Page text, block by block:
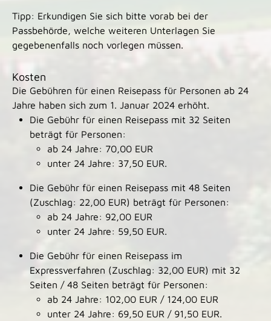
Tipp: Erkundigen Sie sich bitte vorab bei der
Passbehörde, welche weiteren Unterlagen Sie
gegebenenfalls noch vorlegen müssen.
Kosten
Die Gebühren für einen Reisepass für Personen ab 24
Jahre haben sich zum 1. Januar 2024 erhöht.
Die Gebühr für einen Reisepass mit 32 Seiten
beträgt für Personen:
ab 24 Jahre: 70,00 EUR
unter 24 Jahre: 37,50 EUR.
Die Gebühr für einen Reisepass mit 48 Seiten
(Zuschlag: 22,00 EUR) beträgt für Personen:
ab 24 Jahre: 92,00 EUR
unter 24 Jahre: 59,50 EUR.
Die Gebühr für einen Reisepass im
Expressverfahren (Zuschlag: 32,00 EUR) mit 32
Seiten / 48 Seiten beträgt für Personen:
ab 24 Jahre: 102,00 EUR / 124,00 EUR
unter 24 Jahre: 69,50 EUR / 91,50 EUR.